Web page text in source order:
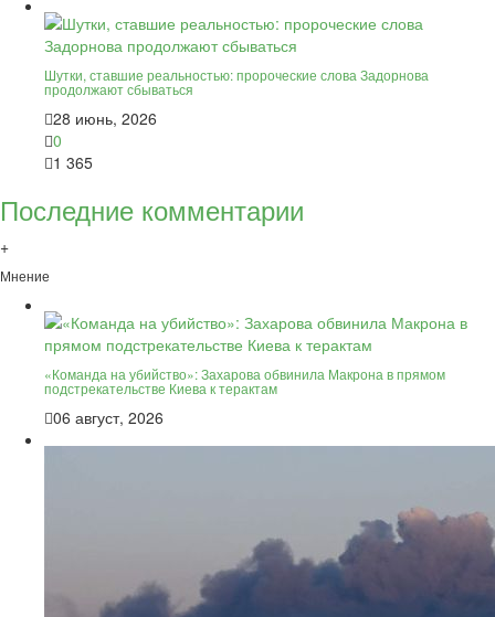
Шутки, ставшие реальностью: пророческие слова Задорнова
продолжают сбываться
28 июнь, 2026
0
1 365
Последние комментарии
+
Мнение
«Команда на убийство»: Захарова обвинила Макрона в прямом
подстрекательстве Киева к терактам
06 август, 2026